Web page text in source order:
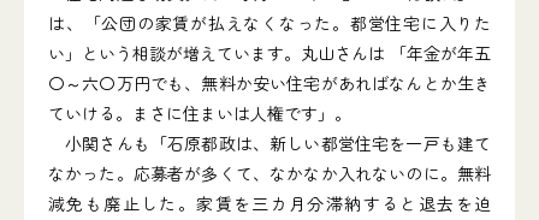
は、「公団の家賃が払えなくなった。都営住宅に入りた
い」という相談が増えています。丸山さんは 「年金が年五
〇～六〇万円でも、無料か安い住宅があればなんとか生き
ていける。まさに住まいは人権です」。
小関さんも「石原都政は、新しい都営住宅を一戸も建て
なかった。応募者が多くて、なかなか入れないのに。無料
減免も廃止した。家賃を三カ月分滞納すると退去を迫